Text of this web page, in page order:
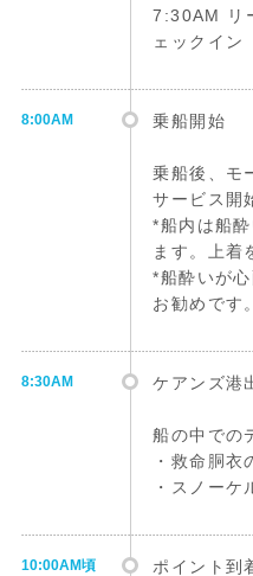
7:30AM リ
ェックイン
8:00AM 乗船開始
乗船後、モ
サービス開
*船内は船
ます。上着
*船酔いが
お勧めです。
8:30AM ケアンズ港
船の中での
・救命胴衣
・スノーケ
10:00AM頃 ポイント到